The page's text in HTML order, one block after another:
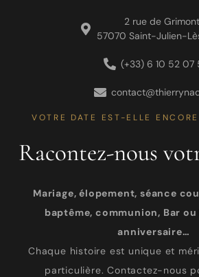
2 rue de
57070 Saint-Julien-
(+33) 6 10 52 07
VOTRE DATE EST-ELLE
Racontez-nous
Mariage, élopement, séance
baptême, communion, Bar
anniversaire…
Chaque histoire est unique et
particulière. Contactez-nous